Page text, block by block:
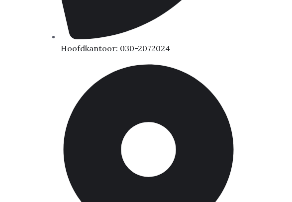
Hoofdkantoor: 030-2072024